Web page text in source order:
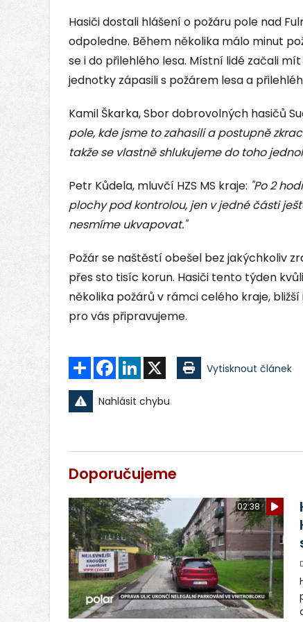
Hasiči dostali hlášení o požáru pole nad
odpoledne. Během několika málo minut
se i do přilehlého lesa. Místní lidé začali
jednotky zápasili s požárem lesa a
Kamil Škarka, Sbor dobrovolných hasičů
pole, kde jsme to zahasili a postupně
takže se vlastně shlukujeme do toho
Petr Kůdela, mluvčí HZS MS kraje: "Po 2
plochy pod kontrolou, jen v jedné části
nesmíme ukvapovat."
Požár se naštěstí obešel bez jakýchkoliv
přes sto tisíc korun. Hasiči tento týden
několika požárů v rámci celého kraje,
pro vás připravujeme.
Sdílet FacebookLinkedIn Vytisknout článek
Nahlásit chybu
Doporučujeme
02:38